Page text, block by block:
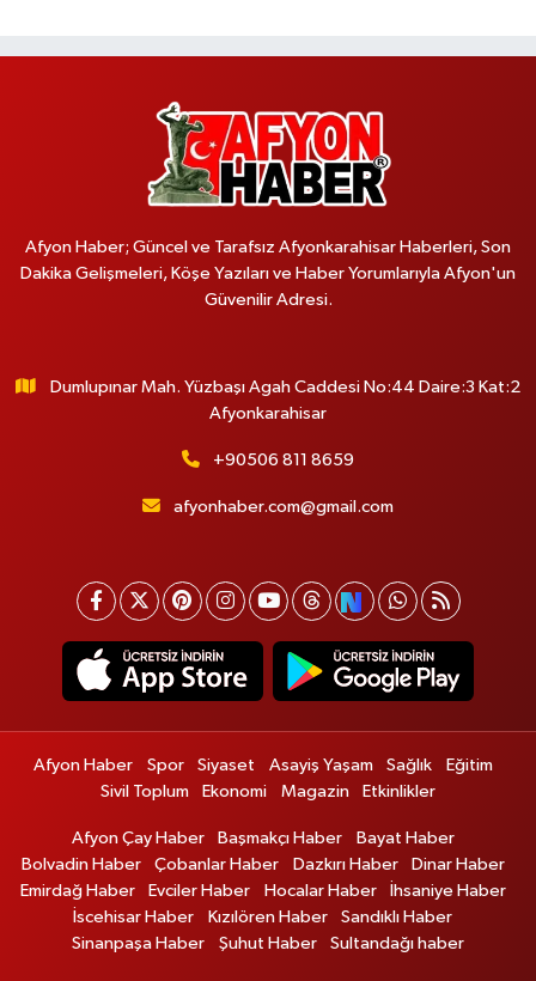
Afyon Haber; Güncel ve Tarafsız Afyonkarahisar Haberleri, Son
Dakika Gelişmeleri, Köşe Yazıları ve Haber Yorumlarıyla Afyon'un
Güvenilir Adresi.
Dumlupınar Mah. Yüzbaşı Agah Caddesi No:44 Daire:3 Kat:2
Afyonkarahisar
+90506 811 8659
afyonhaber.com@gmail.com
Afyon Haber Spor Siyaset Asayiş Yaşam Sağlık
Eğitim
Sivil Toplum
Ekonomi Magazin Etkinlikler
Afyon Çay Haber Başmakçı Haber
Bayat Haber
Bolvadin Haber
Çobanlar Haber Dazkırı Haber
Dinar Haber
Emirdağ Haber
Evciler Haber Hocalar Haber
İhsaniye Haber
İscehisar Haber
Kızılören Haber
Sandıklı Haber
Sinanpaşa Haber
Şuhut Haber Sultandağı haber